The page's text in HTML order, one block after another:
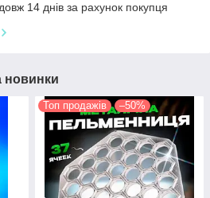
14 днів за рахунок покупця
новинки
Топ продажів –50%